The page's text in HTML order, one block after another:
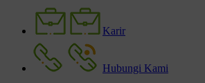
Karir
Hubungi Kami